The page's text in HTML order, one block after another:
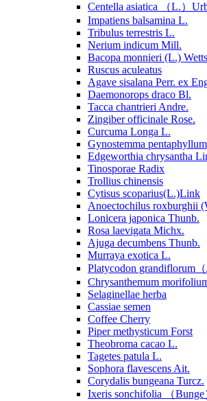
Centella asiatica （L.）
Impatiens balsamina L.
Tribulus terrestris L.
Nerium indicum Mill.
Bacopa monnieri (L.)
Ruscus aculeatus
Agave sisalana Perr. ex
Daemonorops draco Bl.
Tacca chantrieri Andre.
Zingiber officinale Rose.
Curcuma Longa L.
Gynostemma
Edgeworthia chrysantha
Tinosporae Radix
Trollius chinensis
Cytisus scoparius(L.)Link
Anoectochilus roxburghii
Lonicera japonica Thunb.
Rosa laevigata Michx.
Ajuga decumbens Thunb.
Murraya exotica L.
Platycodon grandiflorum
Chrysanthemum
Selaginellae herba
Cassiae semen
Coffee Cherry
Piper methysticum Forst
Theobroma cacao L.
Tagetes patula L.
Sophora flavescens Ait.
Corydalis bungeana Turcz.
Ixeris sonchifolia （Bunge